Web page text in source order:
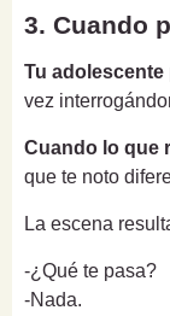
3. Cuando
Tu
vez
Cuando lo que
que te noto
La escena
-¿Qué te pasa?
-Nada.